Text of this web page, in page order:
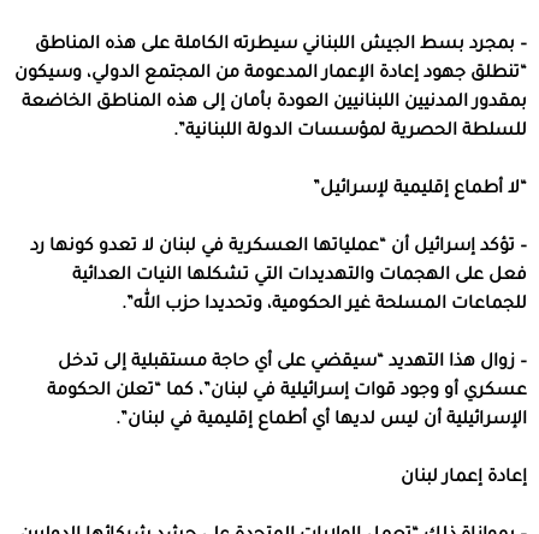
– بمجرد بسط الجيش اللبناني سيطرته الكاملة على هذه المناطق
“تنطلق جهود إعادة الإعمار المدعومة من المجتمع الدولي، وسيكون
بمقدور المدنيين اللبنانيين العودة بأمان إلى هذه المناطق الخاضعة
للسلطة الحصرية لمؤسسات الدولة اللبنانية”.
“لا أطماع إقليمية لإسرائيل”
– تؤكد إسرائيل أن “عملياتها العسكرية في لبنان لا تعدو كونها رد
فعل على الهجمات والتهديدات التي تشكلها النيات العدائية
للجماعات المسلحة غير الحكومية، وتحديدا حزب الله”.
– زوال هذا التهديد “سيقضي على أي حاجة مستقبلية إلى تدخل
عسكري أو وجود قوات إسرائيلية في لبنان”، كما “تعلن الحكومة
الإسرائيلية أن ليس لديها أي أطماع إقليمية في لبنان”.
إعادة إعمار لبنان